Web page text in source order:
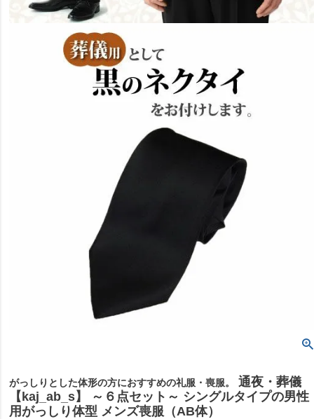
がっしりとした体形の方におすすめの礼服・喪服。
通夜・葬儀
【kaj_ab_s】 ～６点セット～ シングルタイプの男性
用がっしり体型 メンズ喪服（AB体）